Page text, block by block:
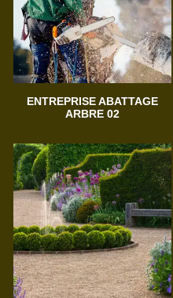
ENTREPRISE ABATTAGE
ARBRE 02